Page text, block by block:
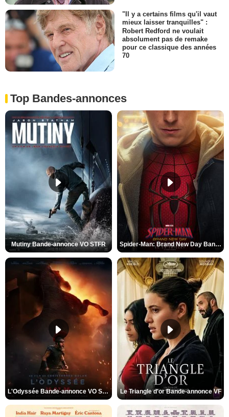
"Il y a certains films qu'il vaut
mieux laisser tranquilles" :
Robert Redford ne voulait
absolument pas de remake
pour ce classique des années
70
Top Bandes-annonces
Mutiny Bande-annonce VO STFR Spider-Man: Brand New Day Bande-annonce VO STFR
L'Odyssée Bande-annonce VO STFR Le Triangle d'or Bande-annonce VF